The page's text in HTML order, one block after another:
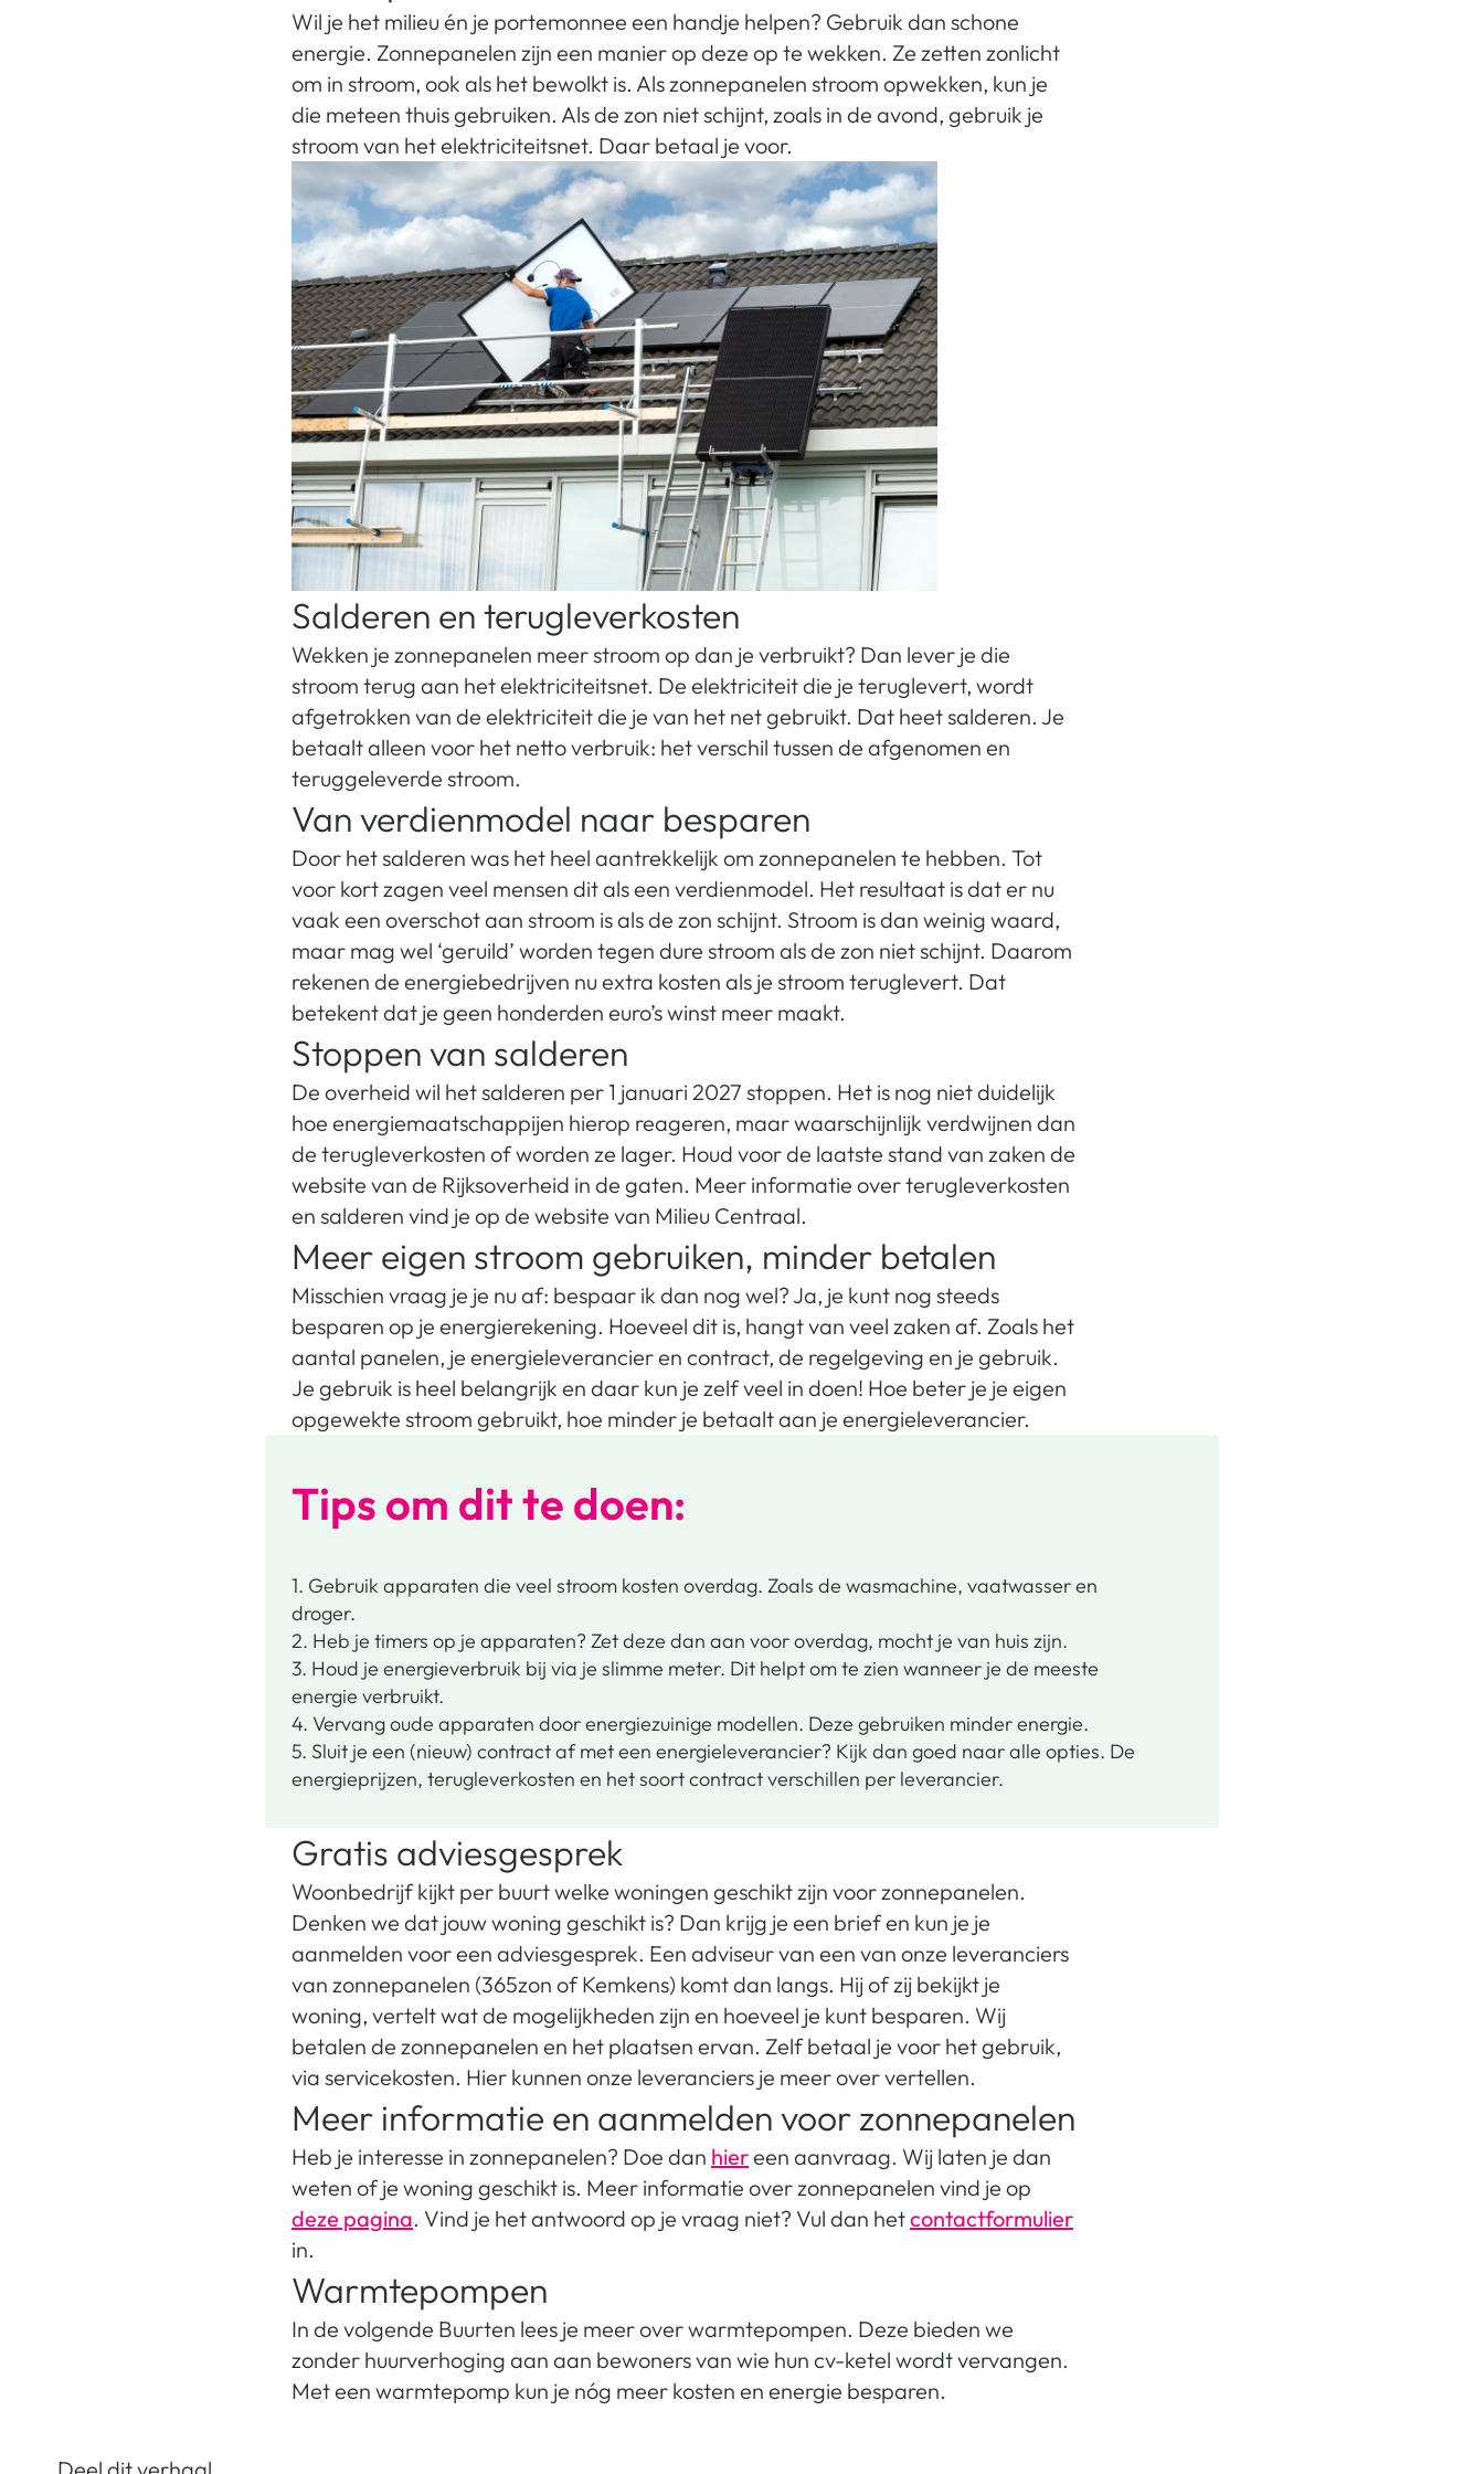
Wil je het milieu én je portemonnee een handje helpen? Gebruik dan schone
energie. Zonnepanelen zijn een manier op deze op te wekken. Ze zetten zonlicht
om in stroom, ook als het bewolkt is. Als zonnepanelen stroom opwekken, kun je
die meteen thuis gebruiken. Als de zon niet schijnt, zoals in de avond, gebruik je
stroom van het elektriciteitsnet. Daar betaal je voor.
Salderen en terugleverkosten
Wekken je zonnepanelen meer stroom op dan je verbruikt? Dan lever je die
stroom terug aan het elektriciteitsnet. De elektriciteit die je teruglevert, wordt
afgetrokken van de elektriciteit die je van het net gebruikt. Dat heet salderen. Je
betaalt alleen voor het netto verbruik: het verschil tussen de afgenomen en
teruggeleverde stroom.
Van verdienmodel naar besparen
Door het salderen was het heel aantrekkelijk om zonnepanelen te hebben. Tot
voor kort zagen veel mensen dit als een verdienmodel. Het resultaat is dat er nu
vaak een overschot aan stroom is als de zon schijnt. Stroom is dan weinig waard,
maar mag wel ‘geruild’ worden tegen dure stroom als de zon niet schijnt. Daarom
rekenen de energiebedrijven nu extra kosten als je stroom teruglevert. Dat
betekent dat je geen honderden euro’s winst meer maakt.
Stoppen van salderen
De overheid wil het salderen per 1 januari 2027 stoppen. Het is nog niet duidelijk
hoe energiemaatschappijen hierop reageren, maar waarschijnlijk verdwijnen dan
de terugleverkosten of worden ze lager. Houd voor de laatste stand van zaken de
website van de Rijksoverheid in de gaten. Meer informatie over terugleverkosten
en salderen vind je op de website van Milieu Centraal.
Meer eigen stroom gebruiken, minder betalen
Misschien vraag je je nu af: bespaar ik dan nog wel? Ja, je kunt nog steeds
besparen op je energierekening. Hoeveel dit is, hangt van veel zaken af. Zoals het
aantal panelen, je energieleverancier en contract, de regelgeving en je gebruik.
Je gebruik is heel belangrijk en daar kun je zelf veel in doen! Hoe beter je je eigen
opgewekte stroom gebruikt, hoe minder je betaalt aan je energieleverancier.
Tips om dit te doen:
1. Gebruik apparaten die veel stroom kosten overdag. Zoals de wasmachine, vaatwasser en
droger.
2. Heb je timers op je apparaten? Zet deze dan aan voor overdag, mocht je van huis zijn.
3. Houd je energieverbruik bij via je slimme meter. Dit helpt om te zien wanneer je de meeste
energie verbruikt.
4. Vervang oude apparaten door energiezuinige modellen. Deze gebruiken minder energie.
5. Sluit je een (nieuw) contract af met een energieleverancier? Kijk dan goed naar alle opties. De
energieprijzen, terugleverkosten en het soort contract verschillen per leverancier.
Gratis adviesgesprek
Woonbedrijf kijkt per buurt welke woningen geschikt zijn voor zonnepanelen.
Denken we dat jouw woning geschikt is? Dan krijg je een brief en kun je je
aanmelden voor een adviesgesprek. Een adviseur van een van onze leveranciers
van zonnepanelen (365zon of Kemkens) komt dan langs. Hij of zij bekijkt je
woning, vertelt wat de mogelijkheden zijn en hoeveel je kunt besparen. Wij
betalen de zonnepanelen en het plaatsen ervan. Zelf betaal je voor het gebruik,
via servicekosten. Hier kunnen onze leveranciers je meer over vertellen.
Meer informatie en aanmelden voor zonnepanelen
Heb je interesse in zonnepanelen? Doe dan hiereen aanvraag. Wij laten je dan
weten of je woning geschikt is. Meer informatie over zonnepanelen vind je op
deze pagina. Vind je het antwoord op je vraag niet? Vul dan hetcontactformulier
in.
Warmtepompen
In de volgende Buurten lees je meer over warmtepompen. Deze bieden we
zonder huurverhoging aan aan bewoners van wie hun cv-ketel wordt vervangen.
Met een warmtepomp kun je nóg meer kosten en energie besparen.